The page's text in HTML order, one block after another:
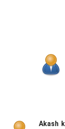
Akash